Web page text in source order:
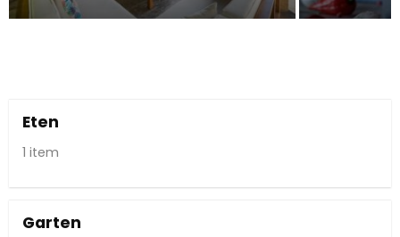
Eten
1 item
Garten